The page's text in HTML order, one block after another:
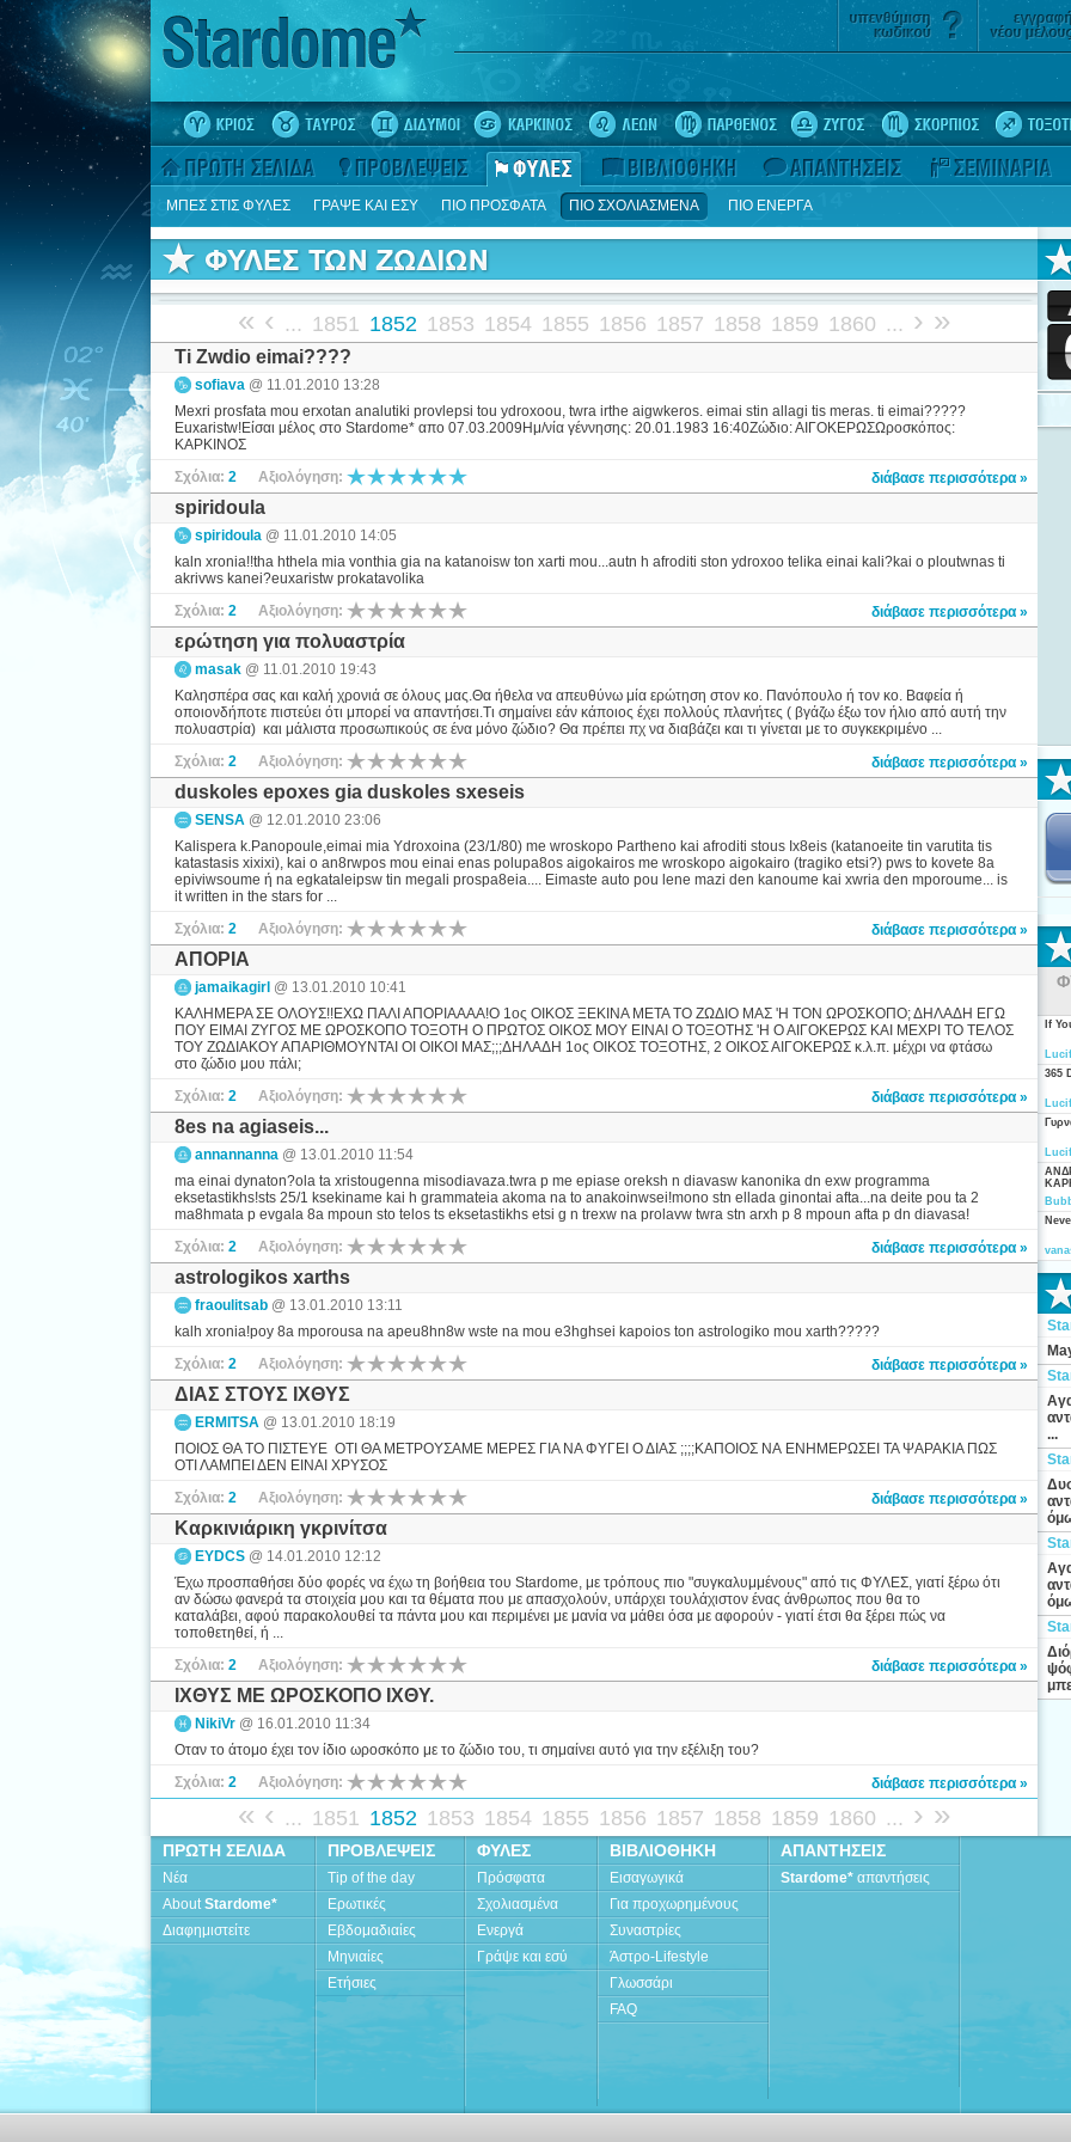
ΜΠΕΣ ΣΤΙΣ ΦΥΛΕΣ ΓΡΑΨΕ ΚΑΙ ΕΣΥ ΠΙΟ ΠΡΟΣΦΑΤΑ ΠΙΟ ΣΧΟΛΙΑΣΜΕΝΑ ΠΙΟ ΕΝΕΡΓΑ
« ‹ ... 1851 1852 1853 1854 1855 1856 1857 1858 1859 1860 ... › »
Ti Zwdio eimai????
sofiava @ 11.01.2010 13:28
Mexri prosfata mou erxotan analutiki provlepsi tou ydroxoou, twra irthe aigwkeros. eimai stin allagi tis meras. ti eimai?????
Euxaristw!Είσαι μέλος στο Stardome* απο 07.03.2009Ημ/νία γέννησης: 20.01.1983 16:40Ζώδιο: ΑΙΓΟΚΕΡΩΣΩροσκόπος:
ΚΑΡΚΙΝΟΣ
διάβασε περισσότερα »
Σχόλια: 2 Αξιολόγηση:
spiridoula
spiridoula @ 11.01.2010 14:05
kaln xronia!!tha hthela mia vonthia gia na katanoisw ton xarti mou...autn h afroditi ston ydroxoo telika einai kali?kai o ploutwnas ti
akrivws kanei?euxaristw prokatavolika
διάβασε περισσότερα »
Σχόλια: 2 Αξιολόγηση:
ερώτηση για πολυαστρία
masak @ 11.01.2010 19:43
Καλησπέρα σας και καλή χρονιά σε όλους μας.Θα ήθελα να απευθύνω μία ερώτηση στον κο. Πανόπουλο ή τον κο. Βαφεία ή
οποιονδήποτε πιστεύει ότι μπορεί να απαντήσει.Τι σημαίνει εάν κάποιος έχει πολλούς πλανήτες ( βγάζω έξω τον ήλιο από αυτή την
πολυαστρία) και μάλιστα προσωπικούς σε ένα μόνο ζώδιο? Θα πρέπει πχ να διαβάζει και τι γίνεται με το συγκεκριμένο ...
διάβασε περισσότερα »
Σχόλια: 2 Αξιολόγηση:
duskoles epoxes gia duskoles sxeseis
SENSA @ 12.01.2010 23:06
Kalispera k.Panopoule,eimai mia Ydroxoina (23/1/80) me wroskopo Partheno kai afroditi stous Ix8eis (katanoeite tin varutita tis
katastasis xixixi), kai o an8rwpos mou einai enas polupa8os aigokairos me wroskopo aigokairo (tragiko etsi?) pws to kovete 8a
epiviwsoume ή na egkataleipsw tin megali prospa8eia.... Eimaste auto pou lene mazi den kanoume kai xwria den mporoume... is
it written in the stars for ...
διάβασε περισσότερα »
Σχόλια: 2 Αξιολόγηση:
ΑΠΟΡΙΑ
jamaikagirl @ 13.01.2010 10:41
ΚΑΛΗΜΕΡΑ ΣΕ ΟΛΟΥΣ!!ΕΧΩ ΠΑΛΙ ΑΠΟΡΙΑΑΑΑ!Ο 1ος ΟΙΚΟΣ ΞΕΚΙΝΑ ΜΕΤΑ ΤΟ ΖΩΔΙΟ ΜΑΣ 'Η ΤΟΝ ΩΡΟΣΚΟΠΟ; ΔΗΛΑΔΗ ΕΓΩ
ΠΟΥ ΕΙΜΑΙ ΖΥΓΟΣ ΜΕ ΩΡΟΣΚΟΠΟ ΤΟΞΟΤΗ Ο ΠΡΩΤΟΣ ΟΙΚΟΣ ΜΟΥ ΕΙΝΑΙ Ο ΤΟΞΟΤΗΣ 'Η Ο ΑΙΓΟΚΕΡΩΣ ΚΑΙ ΜΕΧΡΙ ΤΟ ΤΕΛΟΣ
ΤΟΥ ΖΩΔΙΑΚΟΥ ΑΠΑΡΙΘΜΟΥΝΤΑΙ ΟΙ ΟΙΚΟΙ ΜΑΣ;;;ΔΗΛΑΔΗ 1ος ΟΙΚΟΣ ΤΟΞΟΤΗΣ, 2 ΟΙΚΟΣ ΑΙΓΟΚΕΡΩΣ κ.λ.π. μέχρι να φτάσω
στο ζώδιο μου πάλι;
διάβασε περισσότερα »
Σχόλια: 2 Αξιολόγηση:
8es na agiaseis...
annannanna @ 13.01.2010 11:54
ma einai dynaton?ola ta xristougenna misodiavaza.twra p me epiase oreksh n diavasw kanonika dn exw programma
eksetastikhs!sts 25/1 ksekiname kai h grammateia akoma na to anakoinwsei!mono stn ellada ginontai afta...na deite pou ta 2
ma8hmata p evgala 8a mpoun sto telos ts eksetastikhs etsi g n trexw na prolavw twra stn arxh p 8 mpoun afta p dn diavasa!
διάβασε περισσότερα »
Σχόλια: 2 Αξιολόγηση:
astrologikos xarths
fraoulitsab @ 13.01.2010 13:11
kalh xronia!poy 8a mporousa na apeu8hn8w wste na mou e3hghsei kapoios ton astrologiko mou xarth?????
διάβασε περισσότερα »
Σχόλια: 2 Αξιολόγηση:
ΔΙΑΣ ΣΤΟΥΣ ΙΧΘΥΣ
ERMITSA @ 13.01.2010 18:19
ΠΟΙΟΣ ΘΑ ΤΟ ΠΙΣΤΕΥΕ ΟΤΙ ΘΑ ΜΕΤΡΟΥΣΑΜΕ ΜΕΡΕΣ ΓΙΑ ΝΑ ΦΥΓΕΙ Ο ΔΙΑΣ ;;;;ΚΑΠΟΙΟΣ ΝΑ ΕΝΗΜΕΡΩΣΕΙ ΤΑ ΨΑΡΑΚΙΑ ΠΩΣ
ΟΤΙ ΛΑΜΠΕΙ ΔΕΝ ΕΙΝΑΙ ΧΡΥΣΟΣ
διάβασε περισσότερα »
Σχόλια: 2 Αξιολόγηση:
Καρκινιάρικη γκρινίτσα
EYDCS @ 14.01.2010 12:12
Έχω προσπαθήσει δύο φορές να έχω τη βοήθεια του Stardome, με τρόπους πιο "συγκαλυμμένους" από τις ΦΥΛΕΣ, γιατί ξέρω ότι
αν δώσω φανερά τα στοιχεία μου και τα θέματα που με απασχολούν, υπάρχει τουλάχιστον ένας άνθρωπος που θα το
καταλάβει, αφού παρακολουθεί τα πάντα μου και περιμένει με μανία να μάθει όσα με αφορούν - γιατί έτσι θα ξέρει πώς να
τοποθετηθεί, ή ...
διάβασε περισσότερα »
Σχόλια: 2 Αξιολόγηση:
IΧΘΥΣ ΜΕ ΩΡΟΣΚΟΠΟ ΙΧΘΥ.
NikiVr @ 16.01.2010 11:34
Oταν το άτομο έχει τον ίδιο ωροσκόπο με το ζώδιο του, τι σημαίνει αυτό για την εξέλιξη του?
διάβασε περισσότερα »
Σχόλια: 2 Αξιολόγηση:
« ‹ ... 1851 1852 1853 1854 1855 1856 1857 1858 1859 1860 ... › »
If
365
...
ΠΡΩΤΗ ΣΕΛΙΔΑ
Νέα
AboutStardome*
Διαφημιστείτε
ΠΡΟΒΛΕΨΕΙΣ
Tip of the day
Ερωτικές
Εβδομαδιαίες
Μηνιαίες
Ετήσιες
ΦΥΛΕΣ
Πρόσφατα
Σχολιασμένα
Ενεργά
Γράψε και εσύ
ΒΙΒΛΙΟΘΗΚΗ
Εισαγωγικά
Για προχωρημένους
Συναστρίες
Άστρο-Lifestyle
Γλωσσάρι
FAQ
ΑΠΑΝΤΗΣΕΙΣ
Stardome* απαντήσεις